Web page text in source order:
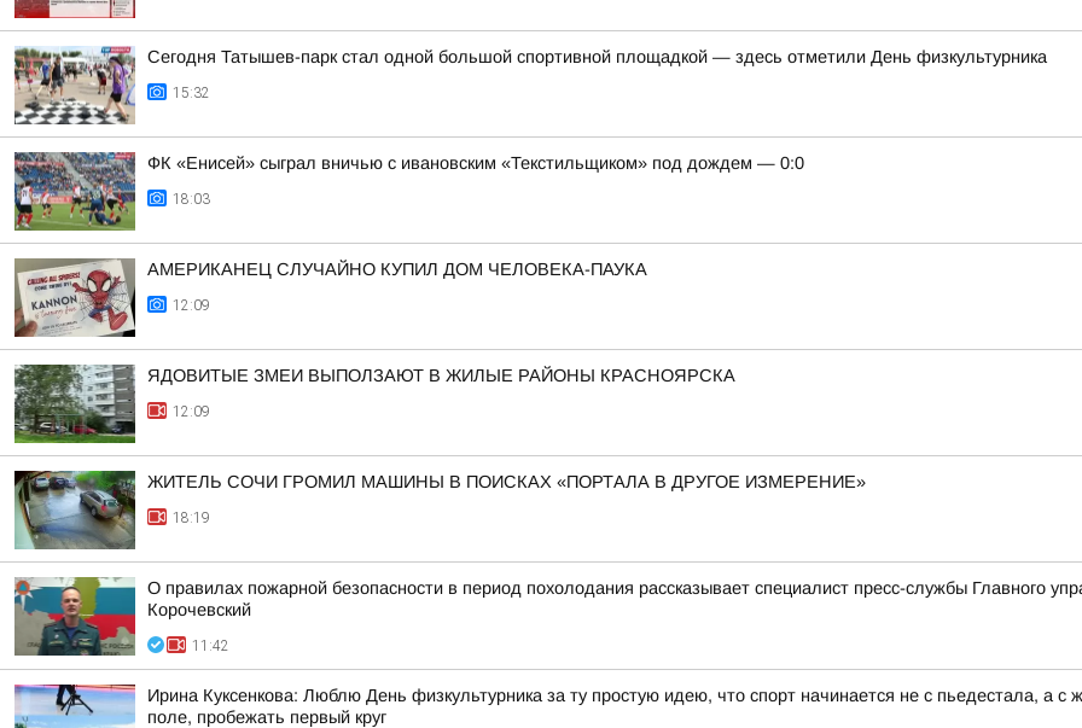
Сегодня Татышев-парк стал одной большой спортивной площадкой — здесь отметили День физкультурника
15:32
ФК «Енисей» сыграл вничью с ивановским «Текстильщиком» под дождем — 0:0
18:03
АМЕРИКАНЕЦ СЛУЧАЙНО КУПИЛ ДОМ ЧЕЛОВЕКА-ПАУКА
12:09
ЯДОВИТЫЕ ЗМЕИ ВЫПОЛЗАЮТ В ЖИЛЫЕ РАЙОНЫ КРАСНОЯРСКА
12:09
ЖИТЕЛЬ СОЧИ ГРОМИЛ МАШИНЫ В ПОИСКАХ «ПОРТАЛА В ДРУГОЕ ИЗМЕРЕНИЕ»
18:19
О правилах пожарной безопасности в период похолодания рассказывает специалист пресс-службы Главного
Корочевский
11:42
Ирина Куксенкова: Люблю День физкультурника за ту простую идею, что спорт начинается не с пьедестала, а с
поле, пробежать первый круг